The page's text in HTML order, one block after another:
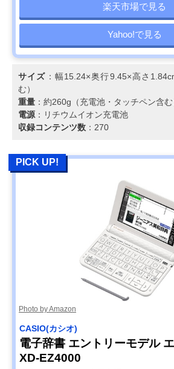
楽天市場で見る
Yahoo!で見る
サイズ ：幅15.24×奥行9.45×高さ
む）
重量 ：約260g（充電池・タッチペン含む
電源 ：リチウムイオン充電池
収録コンテンツ数 ：270
PICK UP!
Photo by Amazon
CASIO(カシオ)
電子辞書 エントリーモデル
XD-EZ4000